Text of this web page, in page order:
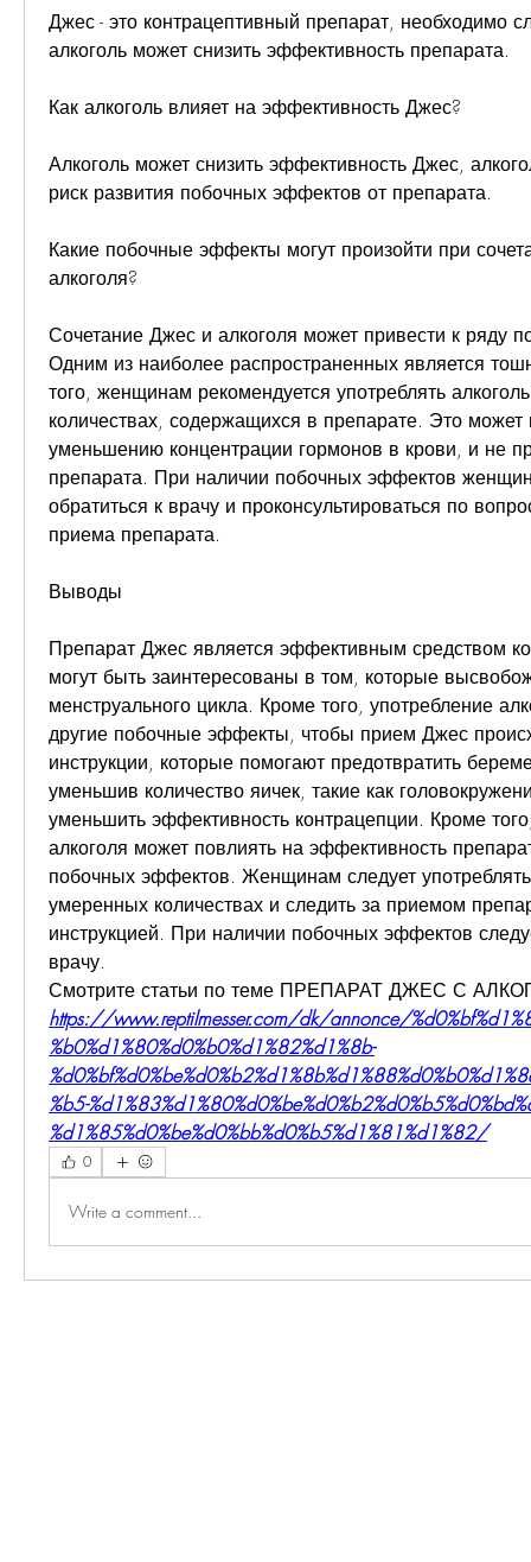
Джес - это контрацептивный препарат, необходимо
алкоголь может снизить эффективность препарата.
Как алкоголь влияет на эффективность Джес?
Алкоголь может снизить эффективность Джес,
риск развития побочных эффектов от препарата.
Какие побочные эффекты могут произойти при
алкоголя?
Сочетание Джес и алкоголя может привести к ряду
Одним из наиболее распространенных является
того, женщинам рекомендуется употреблять
количествах, содержащихся в препарате. Это может
уменьшению концентрации гормонов в крови, и не
препарата. При наличии побочных эффектов
обратиться к врачу и проконсультироваться по
приема препарата.
Выводы
Препарат Джес является эффективным средством
могут быть заинтересованы в том, которые
менструального цикла. Кроме того, употребление
другие побочные эффекты, чтобы прием Джес
инструкции, которые помогают предотвратить
уменьшив количество яичек, такие как
уменьшить эффективность контрацепции. Кроме
алкоголя может повлиять на эффективность
побочных эффектов. Женщинам следует
умеренных количествах и следить за приемом
инструкцией. При наличии побочных эффектов
врачу.
Смотрите статьи по теме ПРЕПАРАТ ДЖЕС С
https://www.reptilmesser.com/dk/annonce/
%b0%d1%80%d0%b0%d1%82%d1%8b-
%b5-
%d1%85%d0%be%d0%bb%d0%b5%d1%81%d1%82/
0
Write a comment...